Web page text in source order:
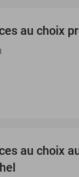
au choix
au choix